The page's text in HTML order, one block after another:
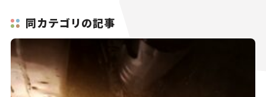
同カテゴリの記事